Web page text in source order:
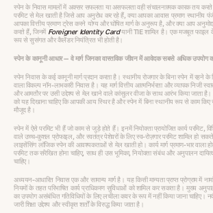
स्पेन के निवास मामलों में अक्सर सफलता या असफलता वही संचालनात्मक कारक तय
परमिट से मेल खाती है जिसे आप अनुरोध कर रहे हैं, क्या आपका आवास प्रमाण स्थानीय
आपका वित्तीय प्रमाण ट्रेस करने योग्य और घोषित मार्ग के अनुरूप है, और क्या आप
करते हैं, जिनमें Foreigner Identity Cardयानी TIE शामिल है। एक मजबूत फाइल
रूप से सुसंगत और कैलेंडर नियंत्रित भी होती है।
स्पेन के कानूनी आधार — वे मार्ग जिनका वास्तविक जीवन में आवेदक सबसे अधिक उपयोग
स्पेन निवास के कई कानूनी मार्ग प्रदान करता है। स्थानीय रोजगार के बिना स्पेन में रहने
वाला विकल्प नॉन-लाभकारी निवास है। यह मार्ग वित्तीय आत्मनिर्भरता और व्यापक निजी
और आमतौर पर उसी उद्देश्य से मेल खाने वाले कांसुलर वीजा के साथ आरंभ किया जाता है।
को यह दिखाना चाहिए कि आपकी आय स्थिर है और स्पेन में बिना स्थानीय रूप से काम किए
मौजूद है।
स्पेन में ऐसे परमिट भी हैं जो काम से जुड़े होते हैं। इनमें नियोक्ता प्रायोजित कार्य परमिट,
वाले उच्च-कुशल प्रोफाइल, और स्वतंत्र पेशेवरों के लिए स्व-रोज़गार परमिट शामिल हो सकते
लाइसेंसिंग लॉजिक स्पेन की आवश्यकताओं से मेल खाती हो। कार्य मार्ग प्रमाण-भार वाला
परमिट तक संरेखित होना चाहिए, साथ ही उस भूमिका, नियोक्ता संबंध और अनुपालन
चाहिए।
अध्ययन-आधारित निवास एक और सामान्य मार्ग है। यह किसी मान्यता प्राप्त प्रोग्राम में
नियमों के तहत परिभाषित कार्य प्राधिकरण सुविधाओं को शामिल कर सकता है। मुख्य
का उपयोग असंबंधित गतिविधियों के लिए लचीला कवर के रूप में नहीं किया जाना चाहिए।
जारी शिक्षा उद्देश्य और स्वीकृत शर्तों के विरुद्ध किया जाता है।